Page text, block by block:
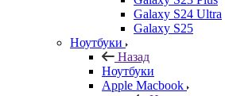
Galaxy S24 Ultra
Galaxy S25
Ноутбуки
Назад
Ноутбуки
Apple Macbook